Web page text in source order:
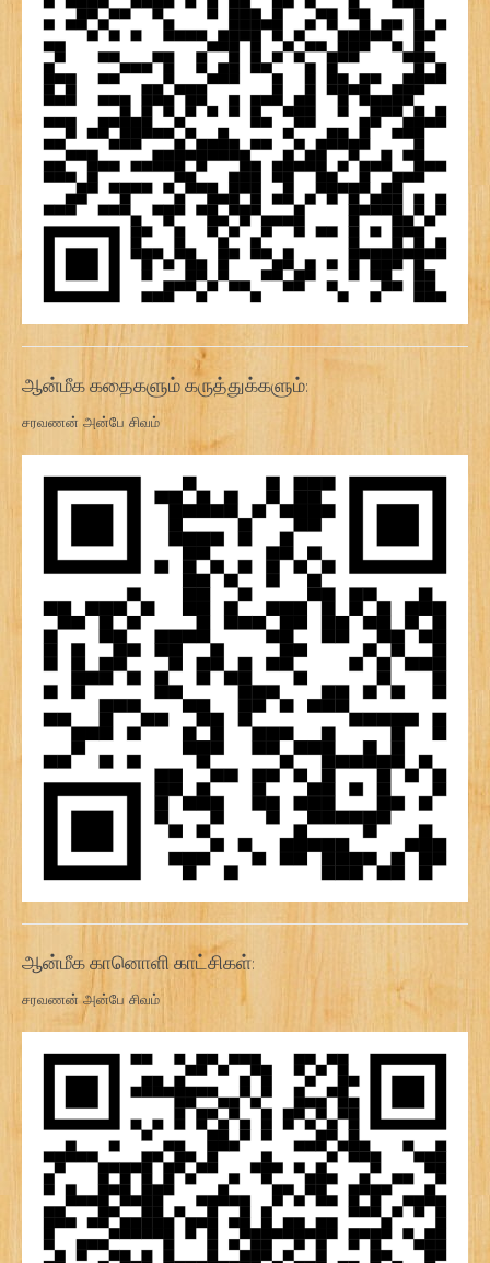
ஆன்மீக கதைகளும் கருத்துக்களும்:
சரவணன் அன்பே சிவம்
ஆன்மீக கானொளி காட்சிகள்:
சரவணன் அன்பே சிவம்